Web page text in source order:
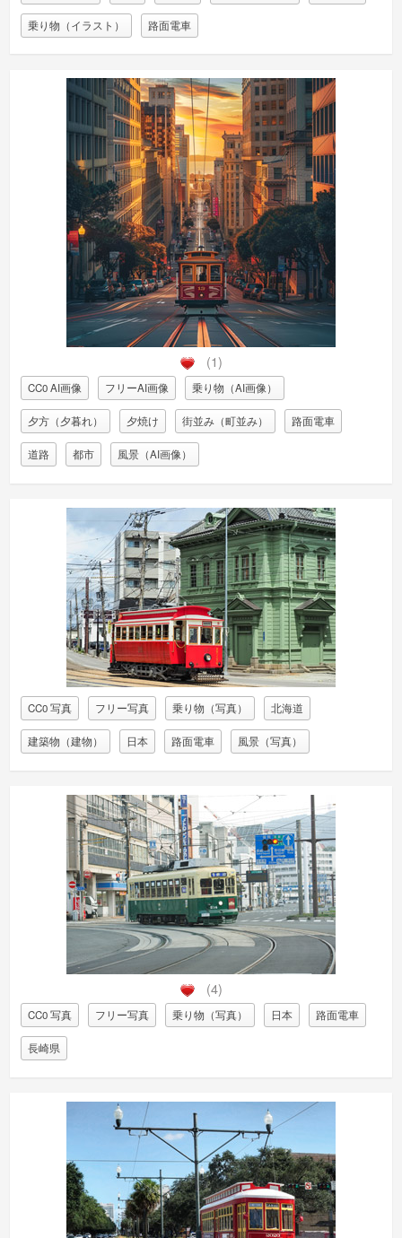
乗り物（イラスト） 路面電車
(1)
CC0 AI画像 フリーAI画像 乗り物（AI画像）
夕方（夕暮れ） 夕焼け 街並み（町並み） 路面電車
道路 都市 風景（AI画像）
CC0 写真 フリー写真 乗り物（写真） 北海道
建築物（建物） 日本 路面電車 風景（写真）
(4)
CC0 写真 フリー写真 乗り物（写真） 日本 路面電車
長崎県